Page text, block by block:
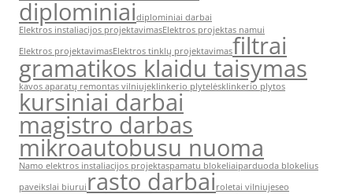
diplominiaidiplominiai darbai
Elektros instaliacijos projektavimasElektros projektas namui
Elektros projektavimasElektros tinklų projektavimasfiltrai
gramatikos klaidu taisymas
kavos aparatų remontas vilniujeklinkerio plytelėsklinkerio plytos
kursiniai darbai
magistro darbas
mikroautobusu nuoma
Namo elektros instaliacijos projektaspamatu blokeliaiparduoda blokelius
paveikslai biurui rasto darbai roletai vilniujeseo